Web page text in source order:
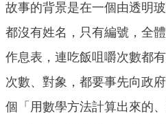
故事的背景是在一個由透明
都沒有姓名，只有編號，全
作息表，連吃飯咀嚼次數都
次數、對象，都要事先向政
個「用數學方法計算出來的